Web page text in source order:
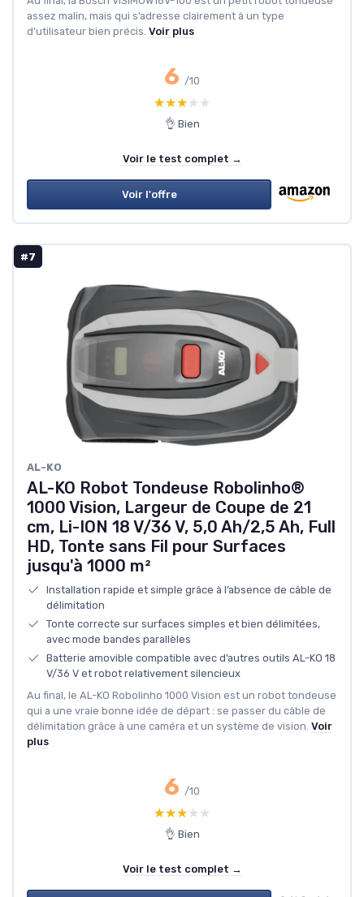
assez malin, mais qui s’adresse clairement à un type
d’utilisateur bien précis. Voir plus
6 /10
★★★★★
★★★★★
👌 Bien
Voir le test complet →
Voir l'offre
#7
AL-KO
AL-KO Robot Tondeuse Robolinho®
1000 Vision, Largeur de Coupe de 21
cm, Li-ION 18 V/36 V, 5,0 Ah/2,5 Ah, Full
HD, Tonte sans Fil pour Surfaces
jusqu'à 1000 m²
Installation rapide et simple grâce à l’absence de câble de
délimitation
Tonte correcte sur surfaces simples et bien délimitées,
avec mode bandes parallèles
Batterie amovible compatible avec d’autres outils AL-KO 18
V/36 V et robot relativement silencieux
Au final, le AL-KO Robolinho 1000 Vision est un robot tondeuse
qui a une vraie bonne idée de départ : se passer du câble de
délimitation grâce à une caméra et un système de vision. Voir
plus
6 /10
★★★★★
★★★★★
👌 Bien
Voir le test complet →